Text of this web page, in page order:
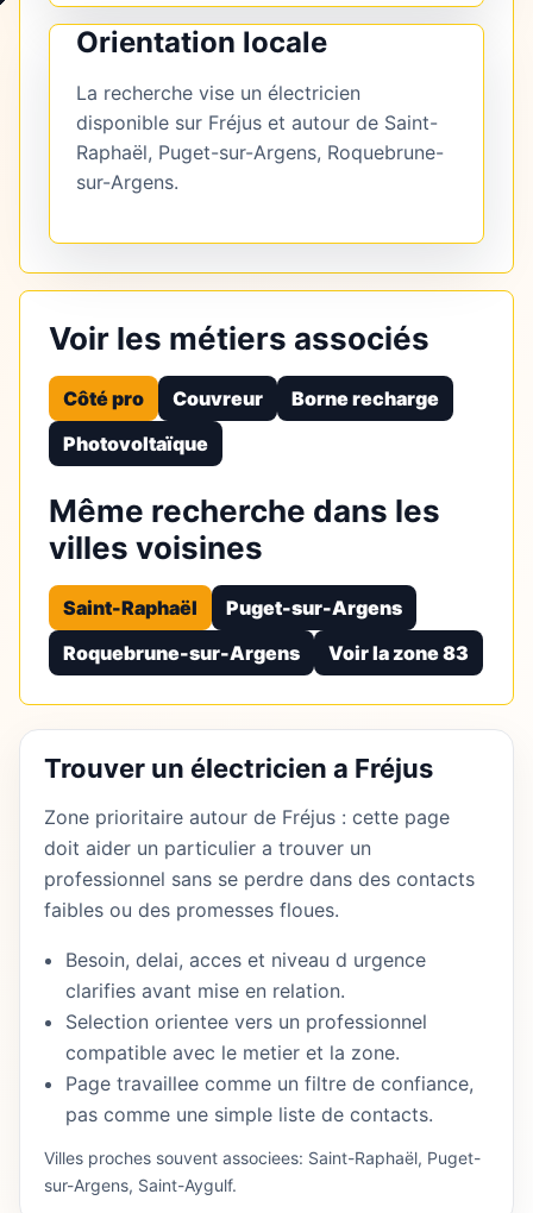
Orientation locale
La recherche vise un électricien
disponible sur Fréjus et autour de Saint-
Raphaël, Puget-sur-Argens, Roquebrune-
sur-Argens.
Voir les métiers associés
Côté pro Couvreur
Borne recharge
Photovoltaïque
Même recherche dans les
villes voisines
Saint-Raphaël
Puget-sur-Argens
Roquebrune-sur-Argens
Voir la zone 83
Trouver un électricien a Fréjus
Zone prioritaire autour de Fréjus : cette page
doit aider un particulier a trouver un
professionnel sans se perdre dans des contacts
faibles ou des promesses floues.
Besoin, delai, acces et niveau d urgence
clarifies avant mise en relation.
Selection orientee vers un professionnel
compatible avec le metier et la zone.
Page travaillee comme un filtre de confiance,
pas comme une simple liste de contacts.
Villes proches souvent associees: Saint-Raphaël, Puget-
sur-Argens, Saint-Aygulf.